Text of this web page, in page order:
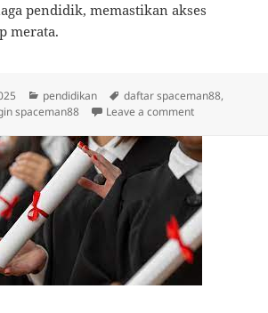
pendidik, memastikan akses
merata.
Categories
pendidikan Tags
daftar spaceman88,
spaceman88 Leave a commenton 5